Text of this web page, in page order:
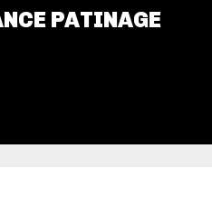
PATINAGE